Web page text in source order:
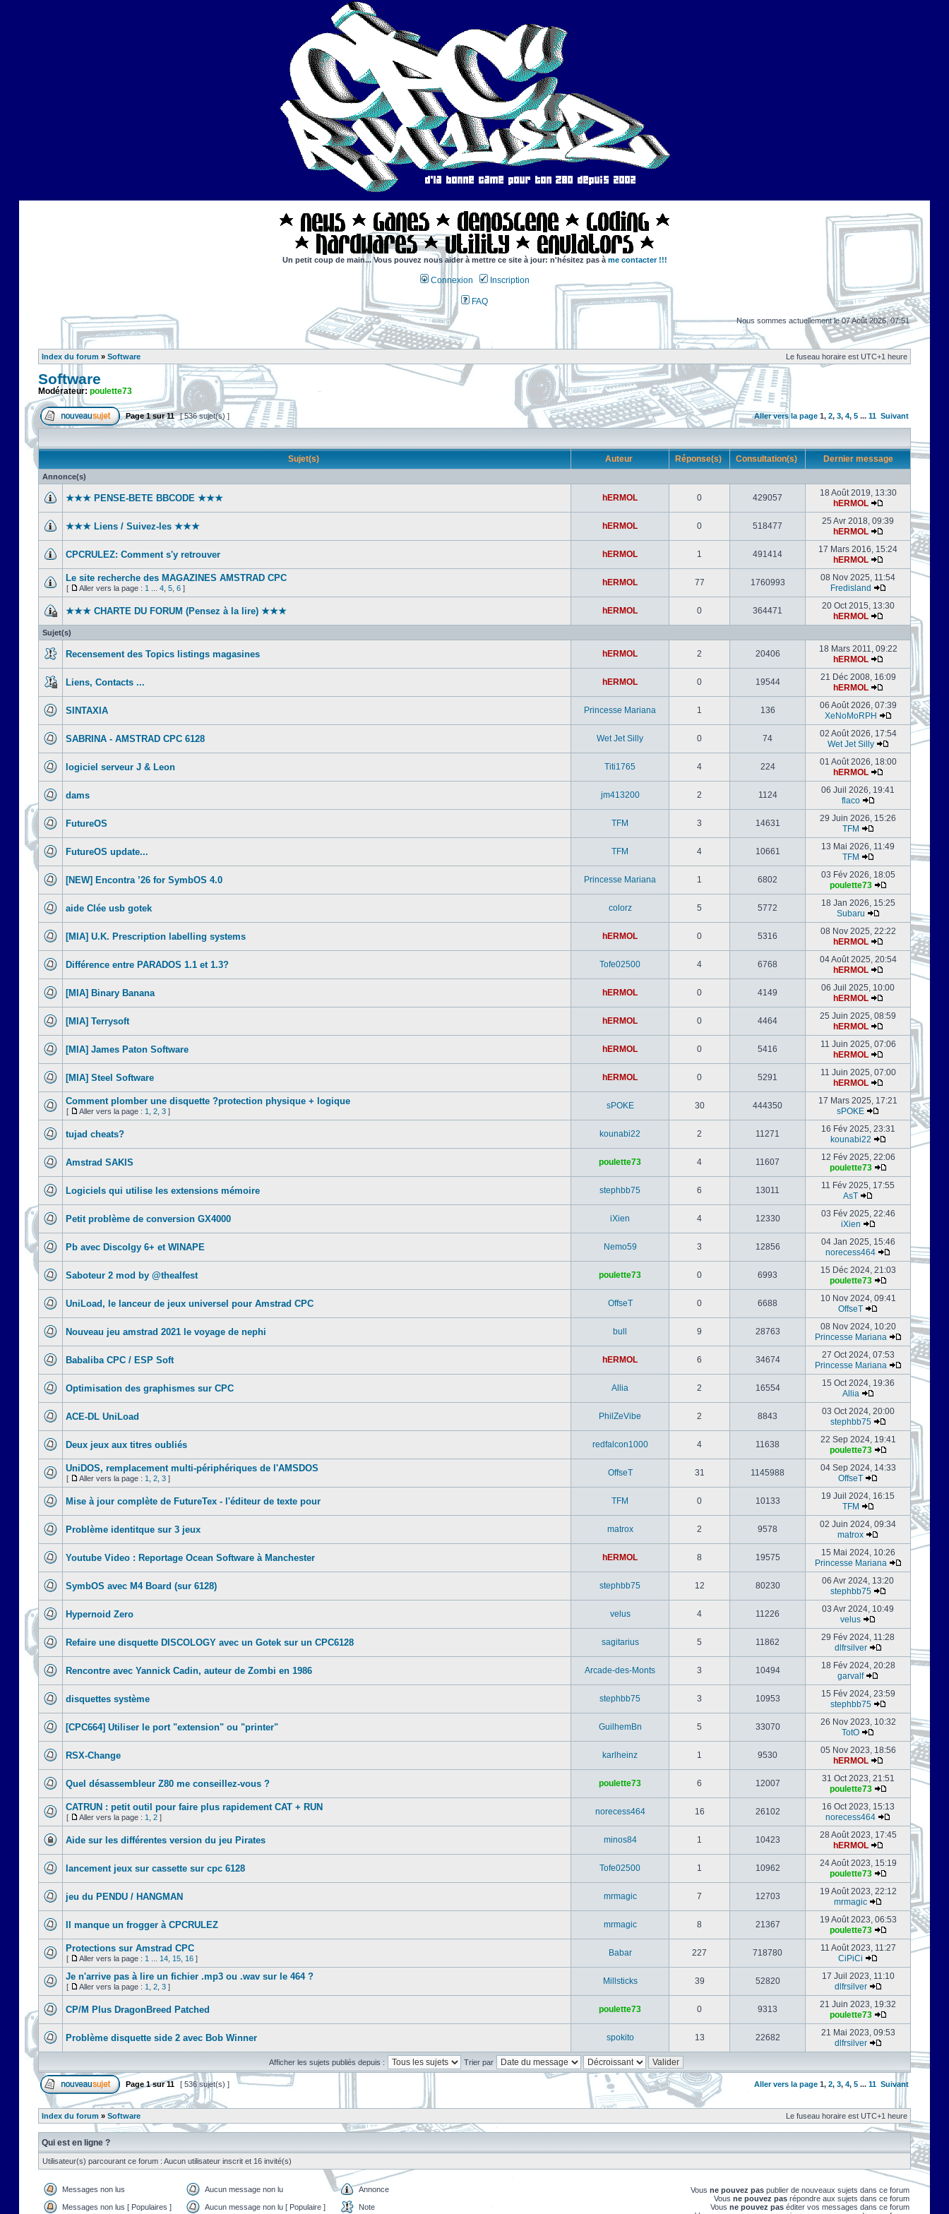
Un petit coup de main... Vous pouvez nous aider à mettre ce site à jour: n'hésitez pas à me contacter !!!
Connexion Inscription
FAQ
Nous sommes actuellement le 07 Août 2026, 07:51
Index du forum » Software Le fuseau horaire est UTC+1 heure
Software
Modérateur: poulette73
Page1sur11 [ 536 sujet(s) ] Aller vers la page 1, 2, 3, 4, 5 ... 11 Suivant
Sujet(s) Auteur Réponse(s) Consultation(s) Dernier message
Annonce(s)
★★★ PENSE-BETE BBCODE ★★★ hERMOL 0 429057
18 Août 2019, 13:30
hERMOL
★★★ Liens / Suivez-les ★★★ hERMOL 0 518477
25 Avr 2018, 09:39
hERMOL
CPCRULEZ: Comment s'y retrouver‎ hERMOL 1 491414
17 Mars 2016, 15:24
hERMOL
Le site recherche des MAGAZINES AMSTRAD CPC
[ Aller vers la page : 1 4 5 6 ]
hERMOL 77 1760993
08 Nov 2025, 11:54
Fredisland
★★★ CHARTE DU FORUM (Pensez à la lire) ★★★ hERMOL 0 364471
20 Oct 2015, 13:30
hERMOL
Sujet(s)
Recensement des Topics listings magasines hERMOL 2 20406
18 Mars 2011, 09:22
hERMOL
Liens, Contacts ... hERMOL 0 19544
21 Déc 2008, 16:09
hERMOL
SINTAXIA Princesse Mariana 1 136
06 Août 2026, 07:39
XeNoMoRPH
SABRINA - AMSTRAD CPC 6128 Wet Jet Silly 0 74
02 Août 2026, 17:54
Wet Jet Silly
logiciel serveur J & Leon Titi1765 4 224
01 Août 2026, 18:00
hERMOL
dams jm413200 2 1124
06 Juil 2026, 19:41
flaco
FutureOS TFM 3 14631
29 Juin 2026, 15:26
TFM
FutureOS update... TFM 4 10661
13 Mai 2026, 11:49
TFM
[NEW] Encontra ’26 for SymbOS 4.0 Princesse Mariana 1 6802
03 Fév 2026, 18:05
poulette73
aide Clée usb gotek colorz 5 5772
18 Jan 2026, 15:25
Subaru
[MIA] U.K. Prescription labelling systems hERMOL 0 5316
08 Nov 2025, 22:22
hERMOL
Différence entre PARADOS 1.1 et 1.3? Tofe02500 4 6768
04 Août 2025, 20:54
hERMOL
[MIA] Binary Banana hERMOL 0 4149
06 Juil 2025, 10:00
hERMOL
[MIA] Terrysoft hERMOL 0 4464
25 Juin 2025, 08:59
hERMOL
[MIA] James Paton Software hERMOL 0 5416
11 Juin 2025, 07:06
hERMOL
[MIA] Steel Software hERMOL 0 5291
11 Juin 2025, 07:00
hERMOL
Comment plomber une disquette ?protection physique + logique
[ Aller vers la page : 1 2 3 ]
sPOKE 30 444350
17 Mars 2025, 17:21
sPOKE
tujad cheats? kounabi22 2 11271
16 Fév 2025, 23:31
kounabi22
Amstrad SAKIS poulette73 4 11607
12 Fév 2025, 22:06
poulette73
Logiciels qui utilise les extensions mémoire stephbb75 6 13011
11 Fév 2025, 17:55
AsT
Petit problème de conversion GX4000 iXien 4 12330
03 Fév 2025, 22:46
iXien
Pb avec Discolgy 6+ et WINAPE Nemo59 3 12856
04 Jan 2025, 15:46
norecess464
Saboteur 2 mod by @thealfest poulette73 0 6993
15 Déc 2024, 21:03
poulette73
UniLoad, le lanceur de jeux universel pour Amstrad CPC OffseT 0 6688
10 Nov 2024, 09:41
OffseT
Nouveau jeu amstrad 2021 le voyage de nephi bull 9 28763
08 Nov 2024, 10:20
Princesse Mariana
Babaliba CPC / ESP Soft hERMOL 6 34674
27 Oct 2024, 07:53
Princesse Mariana
Optimisation des graphismes sur CPC Allia 2 16554
15 Oct 2024, 19:36
Allia
ACE-DL UniLoad PhilZeVibe 2 8843
03 Oct 2024, 20:00
stephbb75
Deux jeux aux titres oubliés redfalcon1000 4 11638
22 Sep 2024, 19:41
poulette73
UniDOS, remplacement multi-périphériques de l'AMSDOS
[ Aller vers la page : 1 2 3 ]
OffseT 31 1145988
04 Sep 2024, 14:33
OffseT
Mise à jour complète de FutureTex - l'éditeur de texte pour TFM 0 10133
19 Juil 2024, 16:15
TFM
Problème identitque sur 3 jeux matrox 2 9578
02 Juin 2024, 09:34
matrox
Youtube Video : Reportage Ocean Software à Manchester hERMOL 8 19575
15 Mai 2024, 10:26
Princesse Mariana
SymbOS avec M4 Board (sur 6128) stephbb75 12 80230
06 Avr 2024, 13:20
stephbb75
Hypernoid Zero velus 4 11226
03 Avr 2024, 10:49
velus
Refaire une disquette DISCOLOGY avec un Gotek sur un CPC6128 sagitarius 5 11862
29 Fév 2024, 11:28
dlfrsilver
Rencontre avec Yannick Cadin, auteur de Zombi en 1986 Arcade-des-Monts 3 10494
18 Fév 2024, 20:28
garvalf
disquettes système stephbb75 3 10953
15 Fév 2024, 23:59
stephbb75
[CPC664] Utiliser le port "extension" ou "printer" GuilhemBn 5 33070
26 Nov 2023, 10:32
TotO
RSX-Change karlheinz 1 9530
05 Nov 2023, 18:56
hERMOL
Quel désassembleur Z80 me conseillez-vous ? poulette73 6 12007
31 Oct 2023, 21:51
poulette73
CATRUN : petit outil pour faire plus rapidement CAT + RUN
[ Aller vers la page : 1 2 ]
norecess464 16 26102
16 Oct 2023, 15:13
norecess464
Aide sur les différentes version du jeu Pirates minos84 1 10423
28 Août 2023, 17:45
hERMOL
lancement jeux sur cassette sur cpc 6128 Tofe02500 1 10962
24 Août 2023, 15:19
poulette73
jeu du PENDU / HANGMAN mrmagic 7 12703
19 Août 2023, 22:12
mrmagic
Il manque un frogger à CPCRULEZ mrmagic 8 21367
19 Août 2023, 06:53
poulette73
Protections sur Amstrad CPC
[ Aller vers la page : 1 14 15 16 ]
Babar 227 718780
11 Août 2023, 11:27
CiPiCi
Je n'arrive pas à lire un fichier .mp3 ou .wav sur le 464 ?
[ Aller vers la page : 1 2 3 ]
Millsticks 39 52820
17 Juil 2023, 11:10
dlfrsilver
CP/M Plus DragonBreed Patched poulette73 0 9313
21 Juin 2023, 19:32
poulette73
Problème disquette side 2 avec Bob Winner spokito 13 22682
21 Mai 2023, 09:53
dlfrsilver
Afficher les sujets publiés depuis : Trier par
Page1sur11 [ 536 sujet(s) ] Aller vers la page 1, 2, 3, 4, 5 ... 11 Suivant
Index du forum » Software Le fuseau horaire est UTC+1 heure
Qui est en ligne ?
Utilisateur(s) parcourant ce forum : Aucun utilisateur inscrit et 16 invité(s)
Messages non lus Aucun message non lu Annonce
Messages non lus [ Populaires ] Aucun message non lu [ Populaire ] Note
Vous ne pouvez pas publier de nouveaux sujets dans ce forum
Vous ne pouvez pas répondre aux sujets dans ce forum
Vous ne pouvez pas éditer vos messages dans ce forum